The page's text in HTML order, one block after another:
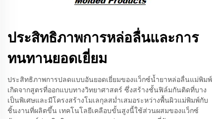
ประสิทธิภาพการหล่อลื่นและการ
ทนทานยอดเยี่ยม
ประสิทธิภาพการปลดแบบอันยอดเยี่ยมของแว็กซ์น้ำยาหล่อลื่นแม่พิมพ์
เกิดจากสูตรที่ออกแบบทางวิทยาศาสตร์ ซึ่งสร้างชั้นฟิล์มกันติดที่บาง
เป็นพิเศษและมีโครงสร้างโมเลกุลสม่ำเสมอระหว่างพื้นผิวแม่พิมพ์กับ
ชิ้นงานที่ผลิตขึ้น เทคโนโลยีเคลือบขั้นสูงนี้ใช้ส่วนผสมของแว็กซ์